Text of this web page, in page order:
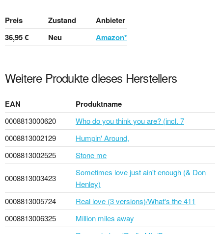
Preis Zustand
Anbieter
36,95 €
Neu Amazon*
Weitere Produkte dieses Herstellers
EAN Produktname
0008813000620
Who do you think you are? (incl. 7
0008813002129
Humpin' Around,
0008813002525
Stone me
0008813003423
Sometimes love just ain't enough (& Don
Henley)
0008813005724
Real love (3 versions)/What's the 411
0008813006325
Million miles away